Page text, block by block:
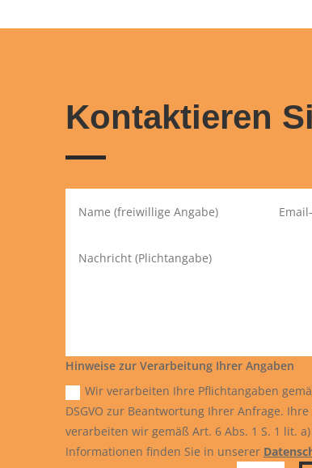
Kontaktieren
Hinweise zur Verarbeitung Ihrer Angaben
Wir verarbeiten Ihre Pflichtangaben
DSGVO zur Beantwortung Ihrer Anfrage.
verarbeiten wir gemäß Art. 6 Abs. 1 S. 1 lit.
Informationen finden Sie in unserer